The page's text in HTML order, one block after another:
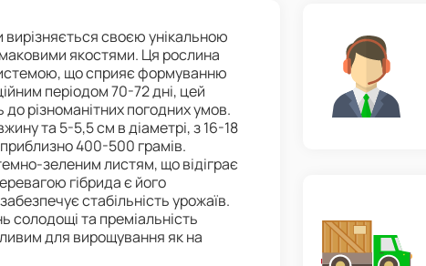
вирізняється своєю унікальною
якостями. Ця рослина
що сприяє формуванню
періодом 70-72 дні, цей
різноманітних погодних умов.
та 5-5,5 см в діаметрі, з 16-18
400-500 грамів.
зеленим листям, що відіграє
гібрида є його
стабільність урожаїв.
солодощі та преміальність
для вирощування як на